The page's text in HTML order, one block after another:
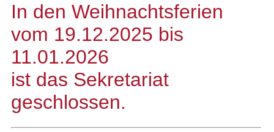
In den Weihnachtsferien
vom 19.12.2025 bis
11.01.2026
ist das Sekretariat
geschlossen.